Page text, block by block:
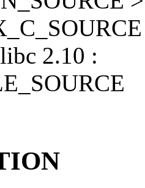
2.10 :